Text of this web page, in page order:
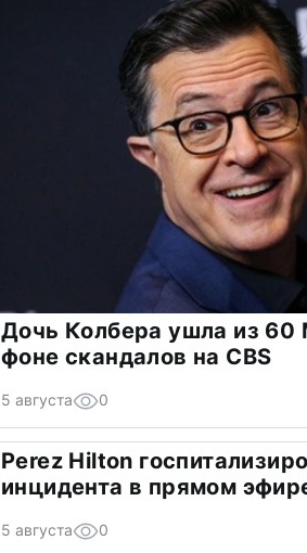
Дочь Колбера ушла из 60
фоне скандалов на CBS
5 августа 0
Perez Hilton
инцидента в прямом
5 августа 0